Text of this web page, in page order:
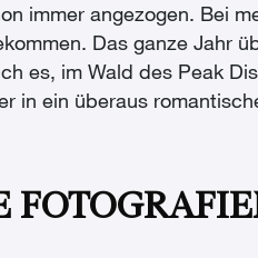
immer angezogen. Bei
Das ganze Jahr
es, im Wald des Peak
in ein überaus